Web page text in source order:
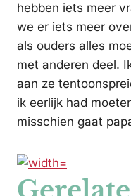
hebben iets meer
we er iets meer
als ouders alles
met anderen deel.
aan ze
ik eerlijk had
misschien gaat